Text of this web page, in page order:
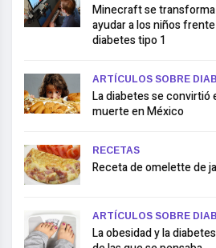
Minecraft se
ayudar a los niños
diabetes tipo 1
ARTÍCULOS SOBRE
La diabetes se convirtió
muerte en México
RECETAS
Receta de omelette de
ARTÍCULOS SOBRE
La obesidad y la